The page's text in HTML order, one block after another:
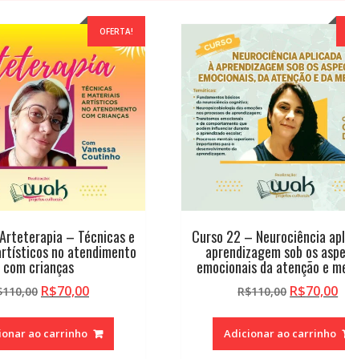
OFERTA!
– Técnicas e
no atendimento
com crianças
110,00 O
original
era:
R$70,00O
atual
é:
ao carrinho
Curso 22 – Neurociência
aprendizagem sob os
emocionais da atenção e
R$110,00 O
original
era:
R$70,00O
Adicionar ao carrinho